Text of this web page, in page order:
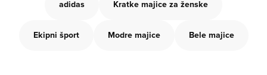
adidas Kratke majice za ženske
Ekipni šport Modre majice Bele majice